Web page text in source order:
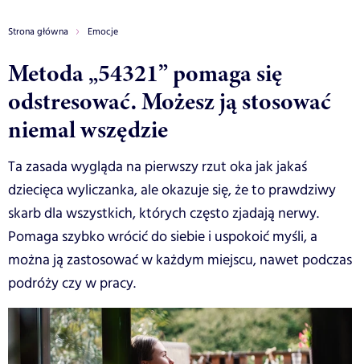
Strona główna Emocje
Metoda „54321” pomaga się
odstresować. Możesz ją stosować
niemal wszędzie
Ta zasada wygląda na pierwszy rzut oka jak jakaś
dziecięca wyliczanka, ale okazuje się, że to prawdziwy
skarb dla wszystkich, których często zjadają nerwy.
Pomaga szybko wrócić do siebie i uspokoić myśli, a
można ją zastosować w każdym miejscu, nawet podczas
podróży czy w pracy.